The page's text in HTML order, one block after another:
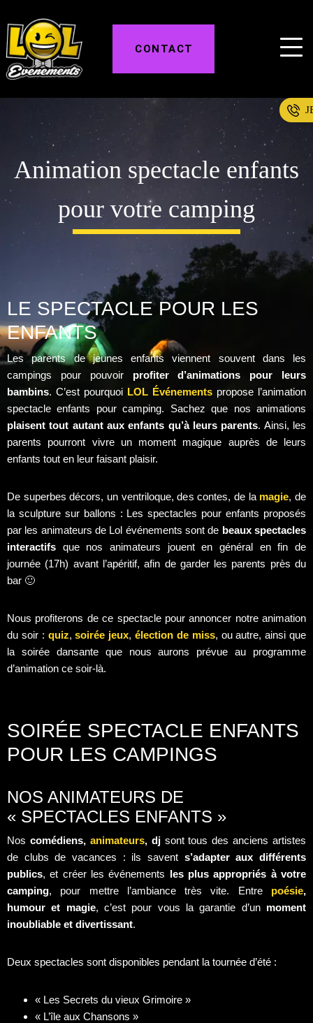
CONTACT
Animation spectacle enfants
pour votre camping
LE SPECTACLE POUR LES
ENFANTS
Les parents de jeunes enfants viennent souvent dans les
campings pour pouvoir profiter d’animations pour leurs
bambins. C’est pourquoi LOL Événements propose l’animation
spectacle enfants pour camping. Sachez que nos animations
plaisent tout autant aux enfants qu’à leurs parents. Ainsi, les
parents pourront vivre un moment magique auprès de leurs
enfants tout en leur faisant plaisir.
De superbes décors, un ventriloque, des contes, de la magie, de
la sculpture sur ballons : Les spectacles pour enfants proposés
par les animateurs de Lol événements sont de beaux spectacles
interactifs que nos animateurs jouent en général en fin de
journée (17h) avant l’apéritif, afin de garder les parents près du
bar 🙂
Nous profiterons de ce spectacle pour annoncer notre animation
du soir : quiz,soirée jeux,élection de miss, ou autre, ainsi que
la soirée dansante que nous aurons prévue au programme
d’animation ce soir-là.
SOIRÉE SPECTACLE ENFANTS
POUR LES CAMPINGS
NOS ANIMATEURS DE
« SPECTACLES ENFANTS »
Nos comédiens, animateurs, djsont tous des anciens artistes
de clubs de vacances : ils savent s’adapter aux différents
publics, et créer les événements les plus appropriés à votre
camping, pour mettre l’ambiance très vite. Entre poésie,
humour et magie, c’est pour vous la garantie d’un moment
inoubliable et divertissant.
Deux spectacles sont disponibles pendant la tournée d’été :
« Les Secrets du vieux Grimoire »
« L’île aux Chansons »